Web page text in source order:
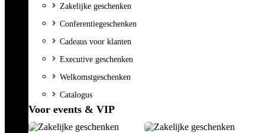
Zakelijke geschenken
Conferentiegeschenken
Cadeaus voor klanten
Executive geschenken
Welkomstgeschenken
Catalogus
Voor events & VIP